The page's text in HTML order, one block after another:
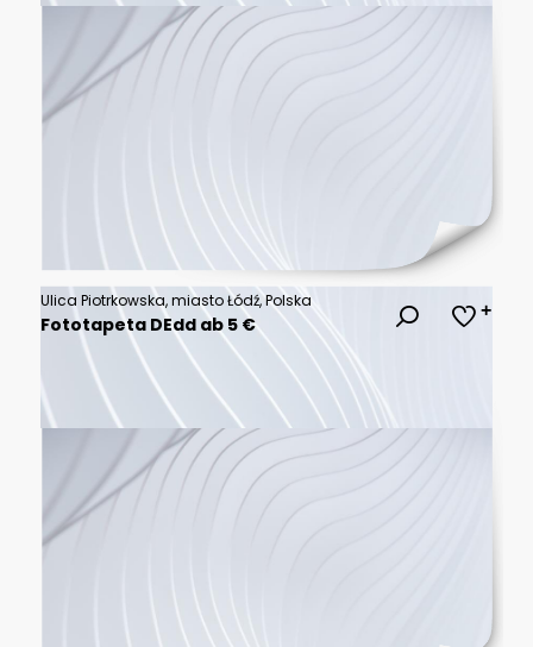
Ulica Piotrkowska, miasto Łódź, Polska
Fototapeta DEdd ab 5 €